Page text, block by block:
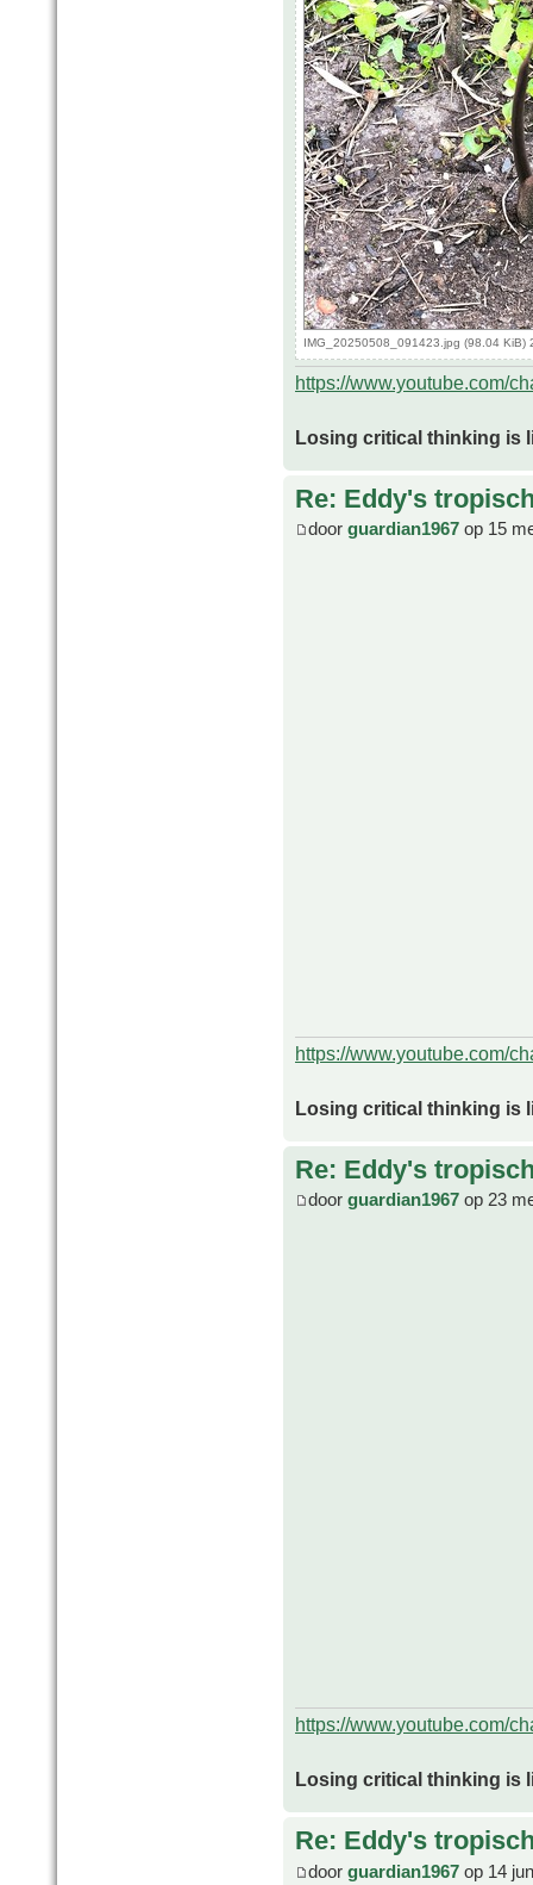
IMG_20250508_091423.jpg (98.04 KiB)
https://www.youtube.com/
Losing critical thinking is
Re: Eddy's
door guardian1967 op 15
https://www.youtube.com/
Losing critical thinking is
Re: Eddy's
door guardian1967 op 23
https://www.youtube.com/
Losing critical thinking is
Re: Eddy's
door guardian1967 op 14